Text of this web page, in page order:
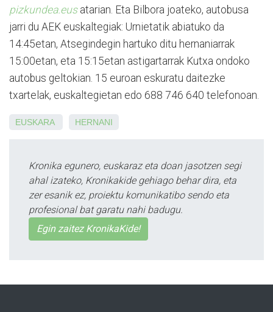
pizkundea.eusatarian. Eta Bilbora joateko, autobusa
jarri du AEK euskaltegiak: Urnietatik abiatuko da
14:45etan, Atsegindegin hartuko ditu hernaniarrak
15:00etan, eta 15:15etan astigartarrak Kutxa ondoko
autobus geltokian. 15 euroan eskuratu daitezke
txartelak, euskaltegietan edo 688 746 640 telefonoan.
EUSKARA HERNANI
Kronika egunero, euskaraz eta doan jasotzen segi
ahal izateko, Kronikakide gehiago behar dira, eta
zer esanik ez, proiektu komunikatibo sendo eta
profesional bat garatu nahi badugu.
Egin zaitez KronikaKide!